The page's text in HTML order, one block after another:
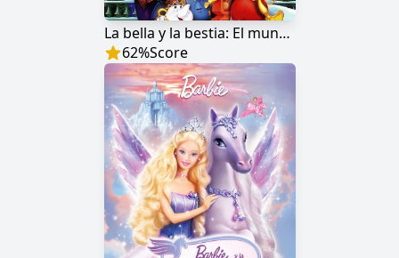
La bella y la bestia: El mundo mágico de Bella
62%Score